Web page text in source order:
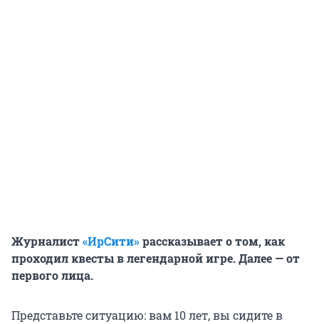
Журналист«ИрСити»рассказывает о том, как
проходил квесты в легендарной игре. Далее — от
первого лица.
Представьте ситуацию: вам 10 лет, вы сидите в